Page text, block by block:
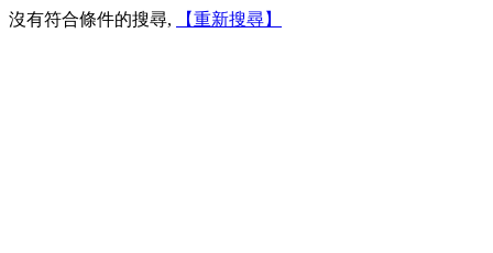
沒有符合條件的搜尋, 【重新搜尋】